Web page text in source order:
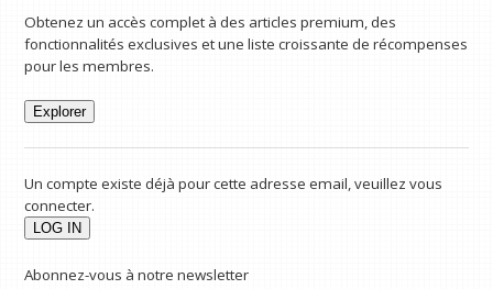
Obtenez un accès complet à des articles premium, des
fonctionnalités exclusives et une liste croissante de récompenses
pour les membres.
Explorer
Un compte existe déjà pour cette adresse email, veuillez vous
connecter.
Abonnez-vous à notre newsletter